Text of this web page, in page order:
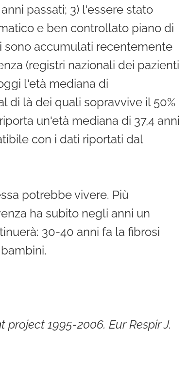
passati; 3) l'essere stato
e ben controllato piano di
sono accumulati recentemente
(registri nazionali dei pazienti
l'età mediana di
di là dei quali sopravvive il 50%
un'età mediana di 37,4 anni
con i dati riportati dal
potrebbe vivere. Più
ha subito negli anni un
30-40 anni fa la fibrosi
1995-2006. Eur Respir J.